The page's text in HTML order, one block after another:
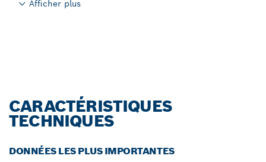
Afficher plus
CARACTÉRISTIQUES
TECHNIQUES
DONNÉES LES PLUS IMPORTANTES